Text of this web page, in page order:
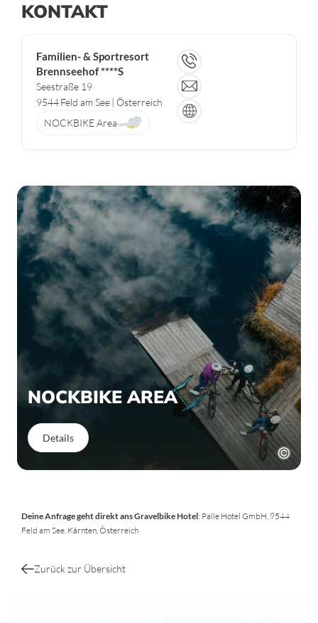
KONTAKT
Familien- & Sportresort
Brennseehof ****S
Seestraße 19
9544Feld am See| Österreich
NOCKBIKE Area
NOCKBIKE AREA
Details
Deine Anfrage geht direkt ans Gravelbike Hotel: Palle Hotel GmbH, 9544
Feld am See, Kärnten, Österreich
Zurück zur Übersicht